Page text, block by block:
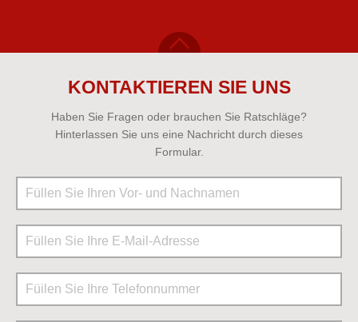
KONTAKTIEREN SIE UNS
Haben Sie Fragen oder brauchen Sie Ratschläge?
Hinterlassen Sie uns eine Nachricht durch dieses
Formular.